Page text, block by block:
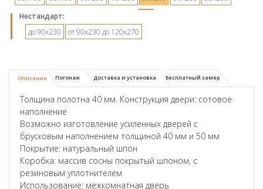
Hестандарт:
до 90х230
от 90х230 до 120х270
Описание Погонаж Доставка и установка Бесплатный замер
Толщина полотна 40 мм. Конструкция двери: сотовое
наполнение
Возможно изготовление усиленных дверей с
брусковым наполнением толщиной 40 мм и 50 мм
Покрытие: натуральный шпон
Коробка: массив сосны покрытый шпоном, с
резиновым уплотнителем
Использование: межкомнатная дверь